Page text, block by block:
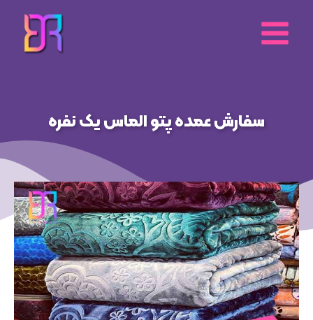
محتوا
سفارش عمده پتو الماس یک نفره